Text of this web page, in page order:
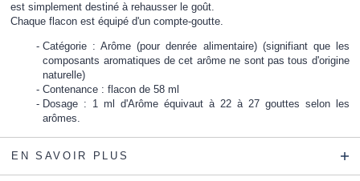
est simplement destiné à rehausser le goût.
Chaque flacon est équipé d'un compte-goutte.
Catégorie : Arôme (pour denrée alimentaire) (signifiant que les
composants aromatiques de cet arôme ne sont pas tous d'origine
naturelle)
Contenance : flacon de 58 ml
Dosage : 1 ml d'Arôme équivaut à 22 à 27 gouttes selon les
arômes.
EN SAVOIR PLUS